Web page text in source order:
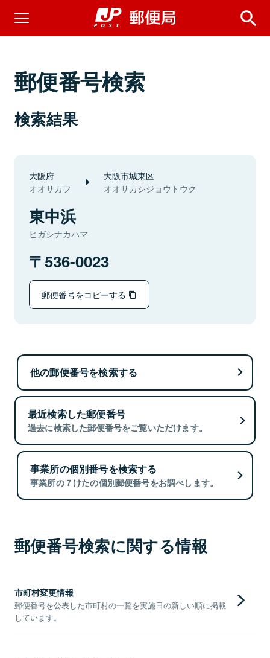
郵便番号検索
検索結果
大阪府
オオサカフ
大阪市城東区
オオサカシジョウトウク
東中浜
ヒガシナカハマ
536-0023
郵便番号をコピーする
他の郵便番号を検索する
最近検索した郵便番号
過去に検索した郵便番号をご覧いただけます。
事業所の個別番号を検索する
事業所の７けたの個別郵便番号をお調べします。
郵便番号検索に関する情報
市町村変更情報
郵便番号を公表した市町村の一覧を実施日の新しい順に掲載
しています。